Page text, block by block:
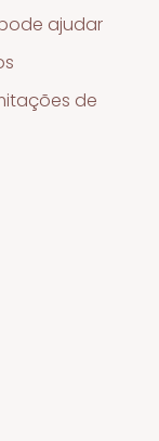
ajudar
de